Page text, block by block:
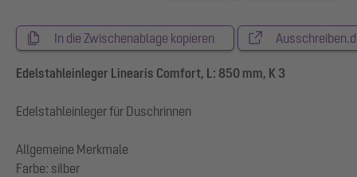
In die Zwischenablage kopieren
Edelstahleinleger Linearis Comfort, L: 850 mm, K 3
Edelstahleinleger für Duschrinnen
Allgemeine Merkmale
Farbe: silber